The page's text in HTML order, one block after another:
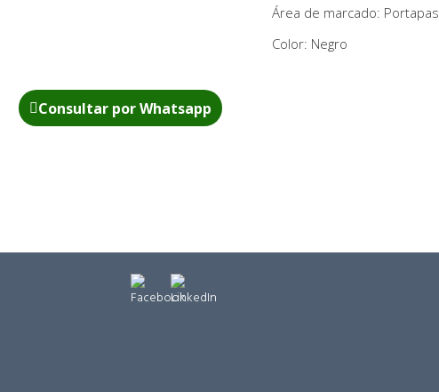
Área de marcado:
Color: Negro
Consultar por Whatsapp